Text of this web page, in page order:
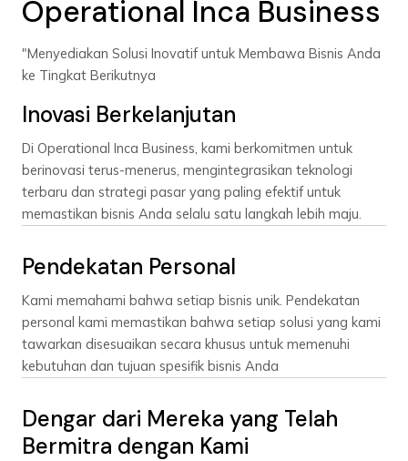
Operational Inca Business
"Menyediakan Solusi Inovatif untuk Membawa Bisnis Anda
ke Tingkat Berikutnya
Inovasi Berkelanjutan
Di Operational Inca Business, kami berkomitmen untuk
berinovasi terus-menerus, mengintegrasikan teknologi
terbaru dan strategi pasar yang paling efektif untuk
memastikan bisnis Anda selalu satu langkah lebih maju.
Pendekatan Personal
Kami memahami bahwa setiap bisnis unik. Pendekatan
personal kami memastikan bahwa setiap solusi yang kami
tawarkan disesuaikan secara khusus untuk memenuhi
kebutuhan dan tujuan spesifik bisnis Anda
Dengar dari Mereka yang Telah
Bermitra dengan Kami